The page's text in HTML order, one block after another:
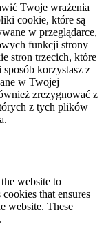
Twoje wrażenia
cookie, które są
w przeglądarce,
funkcji strony
stron trzecich, które
korzystasz z
w Twojej
zrezygnować z
z tych plików
website to
that ensures
website. These